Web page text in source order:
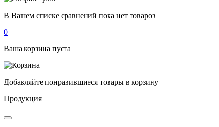
В Вашем списке сравнений пока нет товаров
0
Ваша корзина пуста
Добавляйте понравившиеся товары в корзину
Продукция